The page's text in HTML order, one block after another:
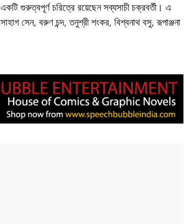
গুরুত্বপূর্ণ চরিত্রে রয়েছেন সব্যসাচী চক্রবর্তী। এ
সেন, বরুণ চন্দ, তনুশ্রী শংকর, বিশ্বনাথ বসু, রূপাঞ্জনা